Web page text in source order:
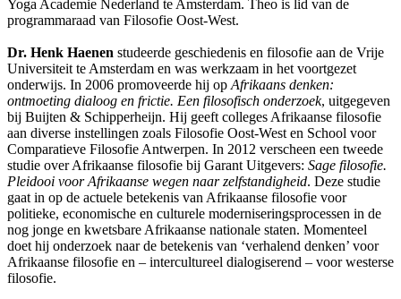
Yoga Academie Nederland te Amsterdam. Theo is lid van de
programmaraad van Filosofie Oost-West.
Dr. Henk Haenen studeerde geschiedenis en filosofie aan de Vrije
Universiteit te Amsterdam en was werkzaam in het voortgezet
onderwijs. In 2006 promoveerde hij op Afrikaans denken:
ontmoeting dialoog en frictie. Een filosofisch onderzoek, uitgegeven
bij Buijten & Schipperheijn. Hij geeft colleges Afrikaanse filosofie
aan diverse instellingen zoals Filosofie Oost-West en School voor
Comparatieve Filosofie Antwerpen. In 2012 verscheen een tweede
studie over Afrikaanse filosofie bij Garant Uitgevers: Sage filosofie.
Pleidooi voor Afrikaanse wegen naar zelfstandigheid. Deze studie
gaat in op de actuele betekenis van Afrikaanse filosofie voor
politieke, economische en culturele moderniseringsprocessen in de
nog jonge en kwetsbare Afrikaanse nationale staten. Momenteel
doet hij onderzoek naar de betekenis van ‘verhalend denken’ voor
Afrikaanse filosofie en – intercultureel dialogiserend – voor westerse
filosofie.